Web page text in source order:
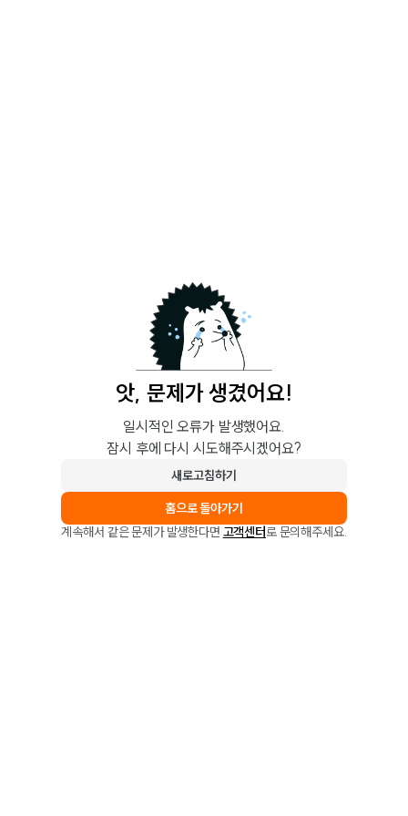
앗, 문제가 생겼어요!
일시적인 오류가 발생했어요.
잠시 후에 다시 시도해주시겠어요?
새로고침하기
홈으로 돌아가기
계속해서 같은 문제가 발생한다면 고객센터로 문의해주세요.